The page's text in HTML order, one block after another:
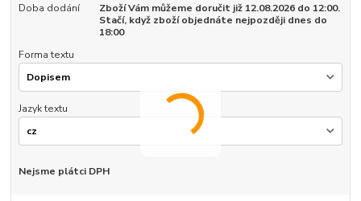
Doba dodání
Zboží Vám můžeme doručit již 12.08.2026 do 12:00.
Stačí, když zboží objednáte nejpozději dnes do
18:00
Forma textu
Jazyk textu
Nejsme plátci DPH